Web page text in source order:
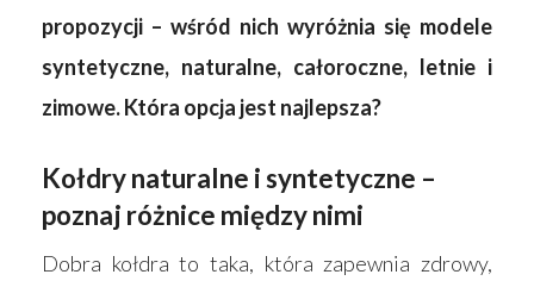
propozycji – wśród nich wyróżnia się modele
syntetyczne, naturalne, całoroczne, letnie i
zimowe. Która opcja jest najlepsza?
Kołdry naturalne i syntetyczne –
poznaj różnice między nimi
Dobra kołdra to taka, która zapewnia zdrowy,